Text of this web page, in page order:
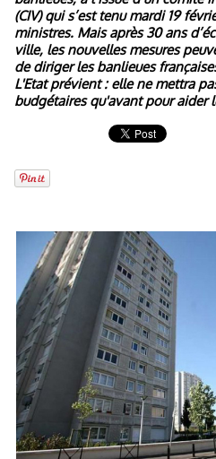
(CIV) qui s’est tenu mardi 19
ministres. Mais après 30 ans
ville, les nouvelles mesures
de diriger les banlieues
L'Etat prévient : elle ne mettra
budgétaires qu'avant pour aider